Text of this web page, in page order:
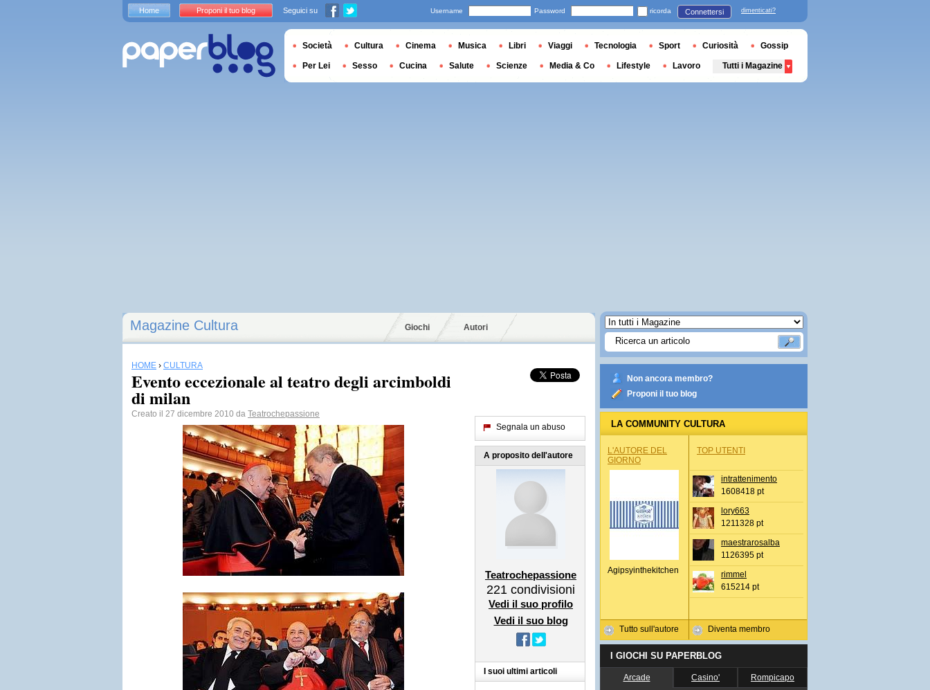
Magazine Cultura Giochi Autori
HOME › CULTURA
Evento eccezionale al teatro degli arcimboldi
di milan
Creato il 27 dicembre 2010 da Teatrochepassione
Segnala un abuso
A proposito dell'autore
Teatrochepassione
221 condivisioni
Vedi il suo profilo
Vedi il suo blog
I suoi ultimi articoli
Non ancora membro?
Proponi il tuo blog
LA COMMUNITY CULTURA
L'AUTORE DEL
GIORNO
Agipsyinthekitchen
Tutto sull'autore
TOP UTENTI
intrattenimento
1608418 pt
lory663
1211328 pt
maestrarosalba
1126395 pt
rimmel
615214 pt
Diventa membro
I GIOCHI SU PAPERBLOG
Arcade Casino' Rompicapo
Home Proponi il tuo blog Seguici su Username Password ricorda Connettersi dimenticati?
Società Cultura Cinema Musica Libri Viaggi Tecnologia Sport Curiosità Gossip
Per Lei Sesso Cucina Salute Scienze Media & Co Lifestyle Lavoro Tutti i Magazine